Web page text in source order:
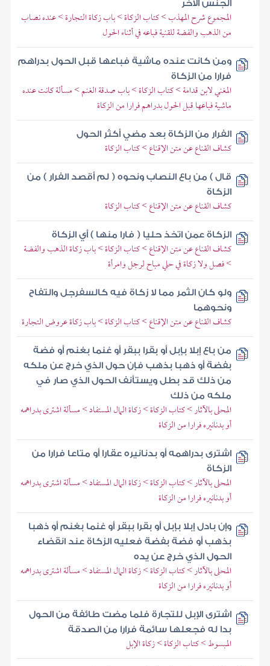
الجنس الآخر
المجموع شرح المهذب > كتاب الزكاة > باب زكاة التجارة > عنده نصاب
من الذهب والفضة للقنية فباعه في أثناء الحول
ومن كانت عنده ماشية فباعها قبل الحول بدراهم
فرارا من الزكاة
المغني لابن قدامة > كتاب الزكاة > باب صدقة الغنم > مسألة كانت عنده
ماشية فباعها قبل الحول بدراهم فرارا من الزكاة
الفرار من الزكاة بعد مضي أكثر الحول
كشاف القناع عن متن الإقناع > كتاب الزكاة
قال ) من باع النصاب ونحوه ( لم أقصد الفرار ) من
الزكاة
كشاف القناع عن متن الإقناع > كتاب الزكاة
الزكاة عمن اتخذ حليا ( فارا منها ) أي الزكاة
كشاف القناع عن متن الإقناع > كتاب الزكاة > باب زكاة الذهب والفضة
> فصل ولا زكاة في حلي مباح لرجل وامرأة
ولو كان الثمر مما لا زكاة فيه كالسفرجل والتفاح
ونحوهما
كشاف القناع عن متن الإقناع > كتاب الزكاة > باب زكاة عروض التجارة
من باع إبلا بإبل أو بقرا ببقر أو غنما بغنم أو فضة
بفضة أو ذهبا بذهب فإن حول الذي خرج عن ملكه
من ذلك قد بطل ويستأنف الحول الذي صار في
ملكه من ذلك
المحلى بالآثار > كتاب الزكاة > زكاة المال المستفاد > مسألة اشترى بدراهمه
أو بدنانيره فرارا من الزكاة
اشترى بدراهمه أو بدنانيره عقارا أو متاعا فرارا من
الزكاة
المحلى بالآثار > كتاب الزكاة > زكاة المال المستفاد > مسألة اشترى بدراهمه
أو بدنانيره فرارا من الزكاة
وإن بادل إبلا بإبل أو بقرا ببقر أو غنما بغنم أو ذهبا
بذهب أو فضة بفضة فعليه الزكاة عند انقضاء
الحول الذي خرج عن يده
المحلى بالآثار > كتاب الزكاة > زكاة المال المستفاد > مسألة اشترى بدراهمه
أو بدنانيره فرارا من الزكاة
اشترى الإبل للتجارة فلما مضت طائفة من الحول
بدا له فجعلها سائمة فرارا من الصدقة
المبسوط > كتاب الزكاة > زكاة الإبل